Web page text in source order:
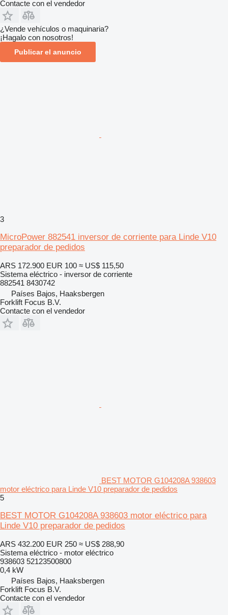
Contacte con el vendedor
¿Vende vehículos o maquinaria?
¡Hagalo con nosotros!
Publicar el anuncio
3
MicroPower 882541 inversor de corriente para Linde V10
preparador de pedidos
ARS 172.900 EUR 100 ≈ US$ 115,50
Sistema eléctrico - inversor de corriente
882541 8430742
Países Bajos, Haaksbergen
Forklift Focus B.V.
Contacte con el vendedor
BEST MOTOR G104208A 938603
motor eléctrico para Linde V10 preparador de pedidos
5
BEST MOTOR G104208A 938603 motor eléctrico para
Linde V10 preparador de pedidos
ARS 432.200 EUR 250 ≈ US$ 288,90
Sistema eléctrico - motor eléctrico
938603 52123500800
0,4 kW
Países Bajos, Haaksbergen
Forklift Focus B.V.
Contacte con el vendedor